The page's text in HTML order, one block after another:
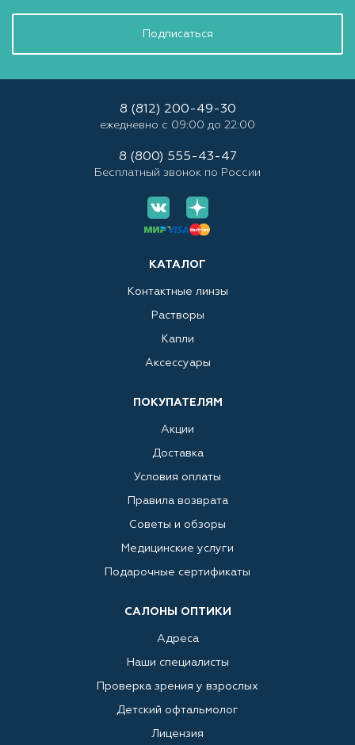
Подписаться
КАТАЛОГ
Контактные линзы
Растворы
Капли
Аксессуары
ПОКУПАТЕЛЯМ
Акции
Доставка
Условия оплаты
Правила возврата
Советы и обзоры
Медицинские услуги
Подарочные сертификаты
САЛОНЫ ОПТИКИ
Адреса
Наши специалисты
Проверка зрения у взрослых
Детский офтальмолог
Лицензия
8 (812) 200-49-30
ежедневно с 09:00 до 22:00
8 (800) 555-43-47
Бесплатный звонок по России